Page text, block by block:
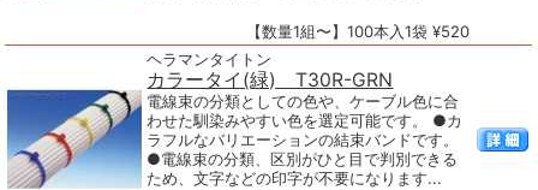
【数量1組〜】100本入1袋 ¥520
ヘラマンタイトン
カラータイ(緑) T30R-GRN
電線束の分類としての色や、ケーブル色に合
わせた馴染みやすい色を選定可能です。 ●カ
ラフルなバリエーションの結束バンドです。
●電線束の分類、区別がひと目で判別できる
ため、文字などの印字が不要になります...